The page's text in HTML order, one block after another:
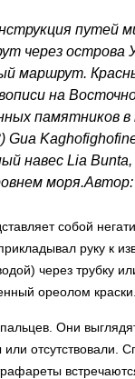
путей
через острова
маршрут.
на
памятников в
Gua
навес Lia
моря.Автор:
собой
руку к
через трубку
ореолом краски.
Они
отсутствовали.